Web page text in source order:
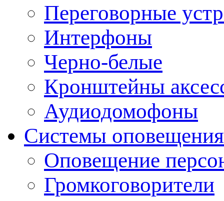
Переговорные
Интерфоны
Черно-белые
Кронштейны
Аудиодомофоны
Системы оповещения
Оповещение
Громкоговорители